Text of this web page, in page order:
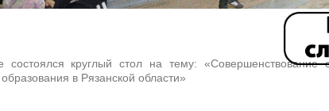
состоялся круглый стол на тему: «Совершенствование
в Рязанской области»